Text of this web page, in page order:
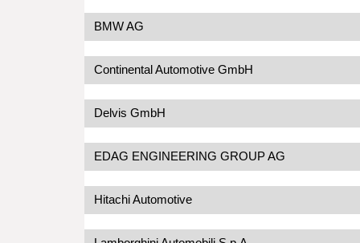
BMW AG
Continental Automotive GmbH
Delvis GmbH
EDAG ENGINEERING GROUP AG
Hitachi Automotive